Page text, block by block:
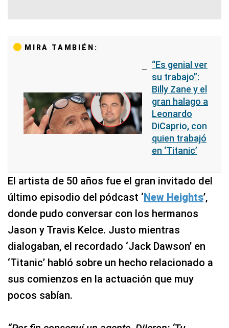
MIRA TAMBIÉN:
“Es genial ver
su trabajo”:
Billy Zane y el
gran halago a
Leonardo
DiCaprio, con
quien trabajó
en ‘Titanic’
El artista de 50 años fue el gran invitado del
último episodio del pódcast ‘New Heights’,
donde pudo conversar con los hermanos
Jason y Travis Kelce. Justo mientras
dialogaban, el recordado ‘Jack Dawson’ en
‘Titanic’ habló sobre un hecho relacionado a
sus comienzos en la actuación que muy
pocos sabían.